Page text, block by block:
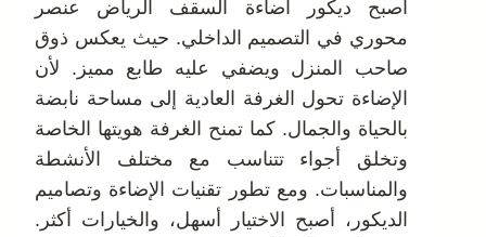
أصبح ديكور اضاءة السقف الرياض عنصر
محوري في التصميم الداخلي. حيث يعكس ذوق
صاحب المنزل ويضفي عليه طابع مميز. لأن
الإضاءة تحول الغرفة العادية إلى مساحة نابضة
بالحياة والجمال. كما تمنح الغرفة هويتها الخاصة
وتخلق أجواء تتناسب مع مختلف الأنشطة
والمناسبات. ومع تطور تقنيات الإضاءة وتصاميم
الديكور، أصبح الاختيار أسهل، والخيارات أكثر.